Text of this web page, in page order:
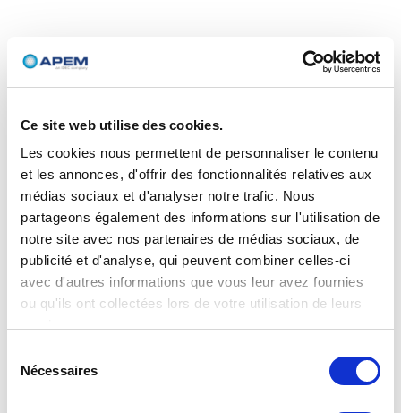
Ce site web utilise des cookies.
Les cookies nous permettent de personnaliser le contenu
et les annonces, d'offrir des fonctionnalités relatives aux
médias sociaux et d'analyser notre trafic. Nous
partageons également des informations sur l'utilisation de
notre site avec nos partenaires de médias sociaux, de
publicité et d'analyse, qui peuvent combiner celles-ci
avec d'autres informations que vous leur avez fournies
ou qu'ils ont collectées lors de votre utilisation de leurs
Nécessaires